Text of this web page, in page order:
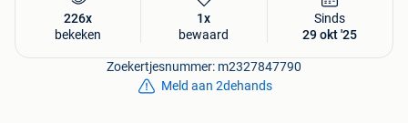
226x
bekeken
1x
bewaard
Sinds
29 okt '25
Zoekertjesnummer: m2327847790
Meld aan 2dehands